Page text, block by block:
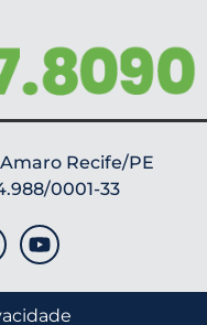
Recife/PE
0001-33